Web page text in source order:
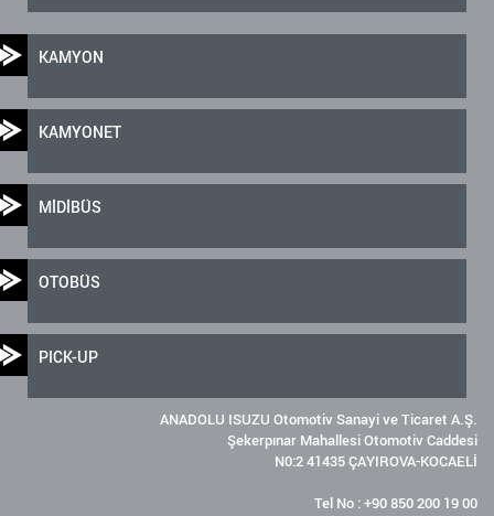
KAMYON
KAMYONET
MİDİBÜS
OTOBÜS
PICK-UP
ANADOLU ISUZU Otomotiv Sanayi ve Ticaret A.Ş.
Şekerpınar Mahallesi Otomotiv Caddesi
N0:2 41435 ÇAYIROVA-KOCAELİ
Tel No : +90 850 200 19 00